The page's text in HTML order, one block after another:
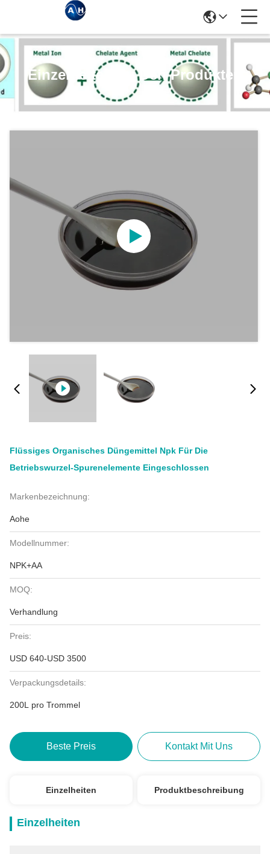
Einzelheiten Zu Den Produkten
Flüssiges Organisches Düngemittel Npk Für Die
Betriebswurzel-Spurenelemente Eingeschlossen
Markenbezeichnung:
Aohe
Modellnummer:
NPK+AA
MOQ:
Verhandlung
Preis:
USD 640-USD 3500
Verpackungsdetails:
200L pro Trommel
Beste Preis Kontakt Mit Uns
Einzelheiten Produktbeschreibung
Einzelheiten